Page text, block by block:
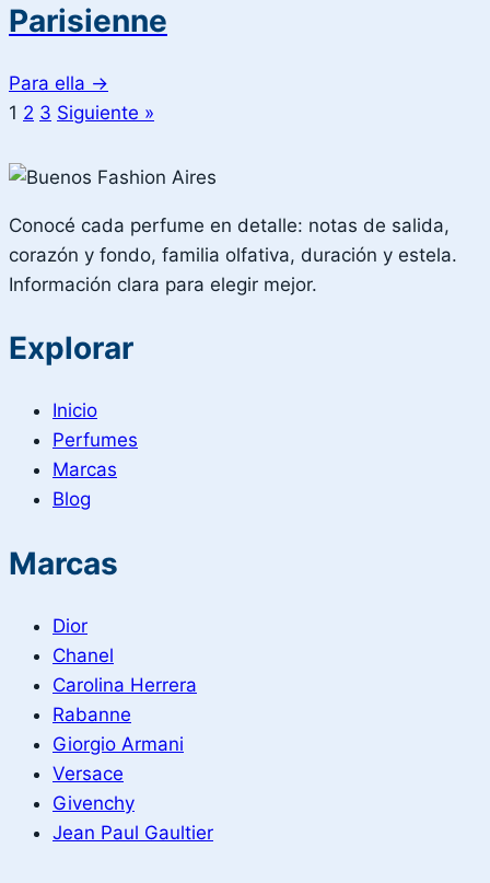
Parisienne
Para ella →
1 2 3 Siguiente »
Conocé cada perfume en detalle: notas de salida,
corazón y fondo, familia olfativa, duración y estela.
Información clara para elegir mejor.
Explorar
Inicio
Perfumes
Marcas
Blog
Marcas
Dior
Chanel
Carolina Herrera
Rabanne
Giorgio Armani
Versace
Givenchy
Jean Paul Gaultier